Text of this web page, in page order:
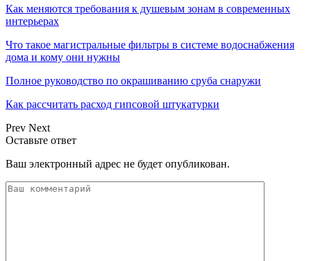
Как меняются требования к душевым зонам в современных
интерьерах
Что такое магистральные фильтры в системе водоснабжения
дома и кому они нужны
Полное руководство по окрашиванию сруба снаружи
Как рассчитать расход гипсовой штукатурки
Prev Next
Оставьте ответ
Ваш электронный адрес не будет опубликован.